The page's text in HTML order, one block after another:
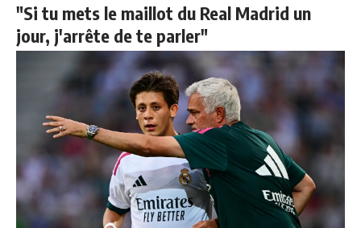
"Si tu mets le maillot du Real Madrid un
jour, j'arrête de te parler"